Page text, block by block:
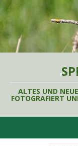
ALTES UND
FOTOGRAFIERT